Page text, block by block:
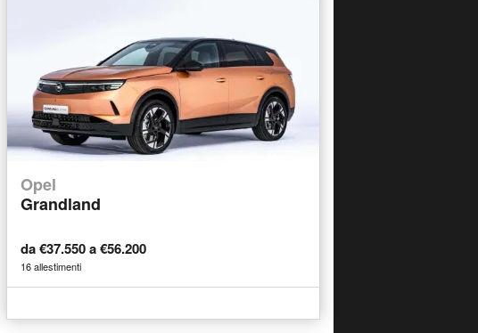
Opel
Grandland
da €37.550 a €56.200
16 allestimenti